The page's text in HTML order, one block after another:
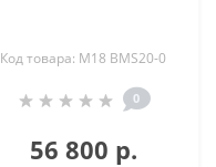
Код товара: M18 BMS20-0
0
56 800 р.